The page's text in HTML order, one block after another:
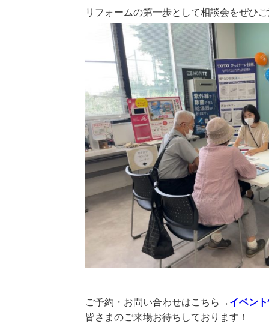
リフォームの第一歩として相談会をぜひ
ご予約・お問い合わせはこちら→ イベン
皆さまのご来場お待ちしております！